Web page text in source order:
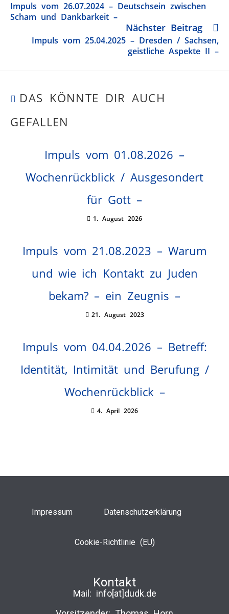
Impuls vom 26.07.2024 – Deutschsein zwischen
Scham und Dankbarkeit –
Nächster Beitrag
Impuls vom 25.04.2025 – Dresden / Sachsen,
geistliche Aspekte II –
DAS KÖNNTE DIR AUCH
GEFALLEN
Impuls vom 01.08.2026 –
Wochenrückblick / Ausgesondert
für Gott –
1. August 2026
Impuls vom 21.08.2023 – Warum
und wie ich Kontakt zu Juden
bekam? – ein Zeugnis –
21. August 2023
Impuls vom 04.04.2026 – Betreff:
Identität, Intimität und Berufung /
Wochenrückblick –
4. April 2026
Impressum Datenschutzerklärung
Cookie-Richtlinie (EU)
Kontakt
Mail: info[at]dudk.de